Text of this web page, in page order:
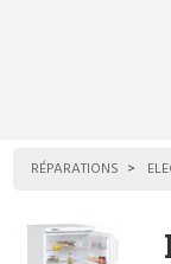
RÉPARATIONS